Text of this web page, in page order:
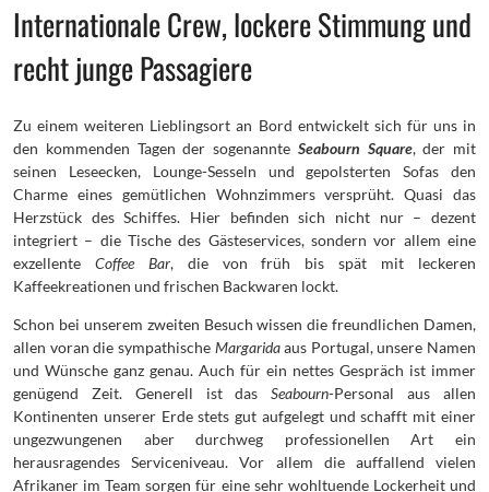
Internationale Crew, lockere Stimmung und
recht junge Passagiere
Zu einem weiteren Lieblingsort an Bord entwickelt sich für uns in
den kommenden Tagen der sogenannte Seabourn Square, der mit
seinen Leseecken, Lounge-Sesseln und gepolsterten Sofas den
Charme eines gemütlichen Wohnzimmers versprüht. Quasi das
Herzstück des Schiffes. Hier befinden sich nicht nur – dezent
integriert – die Tische des Gästeservices, sondern vor allem eine
exzellente Coffee Bar, die von früh bis spät mit leckeren
Kaffeekreationen und frischen Backwaren lockt.
Schon bei unserem zweiten Besuch wissen die freundlichen Damen,
allen voran die sympathische Margaridaaus Portugal, unsere Namen
und Wünsche ganz genau. Auch für ein nettes Gespräch ist immer
genügend Zeit. Generell ist dasSeabourn-Personal aus allen
Kontinenten unserer Erde stets gut aufgelegt und schafft mit einer
ungezwungenen aber durchweg professionellen Art ein
herausragendes Serviceniveau. Vor allem die auffallend vielen
Afrikaner im Team sorgen für eine sehr wohltuende Lockerheit und